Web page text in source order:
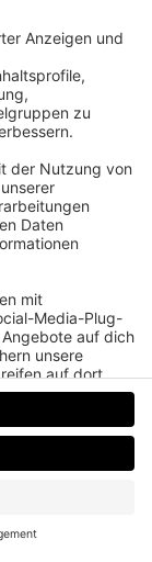
Affe
ist im
warum
Werben